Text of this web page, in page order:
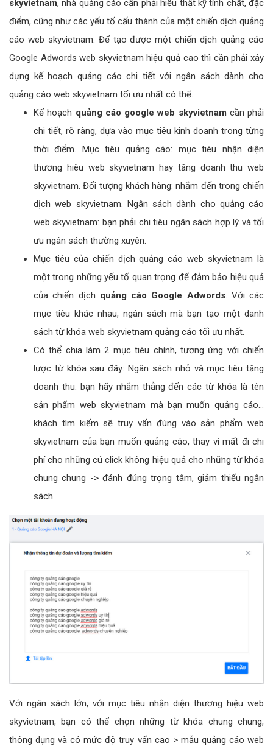
skyvietnam, nhà quảng cáo cần phải hiểu thật kỹ tính chất, đặc
điểm, cũng như các yếu tố cấu thành của một chiến dịch quảng
cáo web skyvietnam. Để tạo được một chiến dịch quảng cáo
Google Adwords web skyvietnam hiệu quả cao thì cần phải xây
dựng kế hoạch quảng cáo chi tiết với ngân sách dành cho
quảng cáo web skyvietnam tối ưu nhất có thể.
Kế hoạch quảng cáo google web skyvietnam cần phải
chi tiết, rõ ràng, dựa vào mục tiêu kinh doanh trong từng
thời điểm. Mục tiêu quảng cáo: mục tiêu nhận diện
thương hiêu web skyvietnam hay tăng doanh thu web
skyvietnam. Đối tượng khách hàng: nhắm đến trong chiến
dịch web skyvietnam. Ngân sách dành cho quảng cáo
web skyvietnam: bạn phải chi tiêu ngân sách hợp lý và tối
ưu ngân sách thường xuyên.
Mục tiêu của chiến dịch quảng cáo web skyvietnam là
một trong những yếu tố quan trọng để đảm bảo hiệu quả
của chiến dịch quảng cáo Google Adwords. Với các
mục tiêu khác nhau, ngân sách mà bạn tạo một danh
sách từ khóa web skyvietnam quảng cáo tối ưu nhất.
Có thể chia làm 2 mục tiêu chính, tương ứng với chiến
lược từ khóa sau đây: Ngân sách nhỏ và mục tiêu tăng
doanh thu: bạn hãy nhắm thẳng đến các từ khóa là tên
sản phẩm web skyvietnam mà bạn muốn quảng cáo...
khách tìm kiếm sẽ truy vấn đúng vào sản phẩm web
skyvietnam của bạn muốn quảng cáo, thay vì mất đi chi
phí cho những cú click không hiệu quả cho những từ khóa
chung chung -> đánh đúng trọng tâm, giảm thiểu ngân
sách.
Với ngân sách lớn, với mục tiêu nhận diện thương hiệu web
skyvietnam, bạn có thể chọn những từ khóa chung chung,
thông dụng và có mức độ truy vấn cao > mẫu quảng cáo web